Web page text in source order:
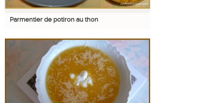
Parmentier de potiron au thon